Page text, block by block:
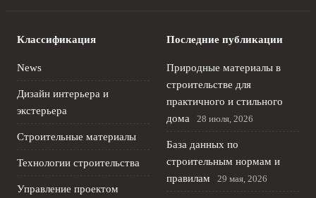
Классификация
News
Дизайн интерьера и
экстерьера
Строительные материалы
Технологии строительства
Управление проектом
Последние публикации
Природные материалы в
строительстве для
практичного и стильного
дома
28 июля, 2026
База данных по
строительным нормам и
правилам
29 мая, 2026